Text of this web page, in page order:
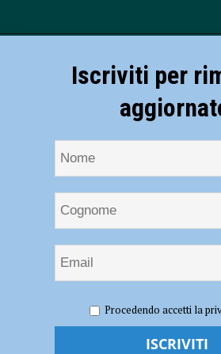
Fondazione Gorbaciov dona alla Banca di
for Peace Man for love”. Consegna il 23
Iscriviti per
Procedendo accetti la